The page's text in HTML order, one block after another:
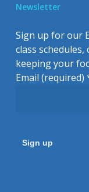
Newsletter
Sign up for our
class
keeping your
Email (required)